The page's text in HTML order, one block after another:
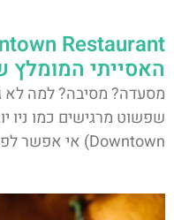
האסייתי המומלץ
מסעדה? מסיבה? למה לא
Downtown) אי אפשר לפספס. עוד